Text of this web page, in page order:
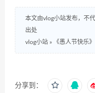
本文由vlog小站发布，不
出处
vlog小站 » 《愚人节快乐》
分享到：